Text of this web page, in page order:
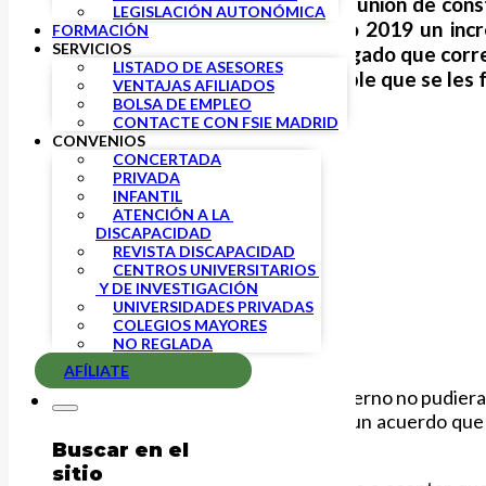
LEGISLACIÓN AUTONÓMICA
FORMACIÓN
SERVICIOS
LISTADO DE ASESORES
VENTAJAS AFILIADOS
BOLSA DE EMPLEO
CONTACTE CON FSIE MADRID
CONVENIOS
CONCERTADA
PRIVADA
INFANTIL
ATENCIÓN A LA
DISCAPACIDAD
REVISTA DISCAPACIDAD
CENTROS UNIVERSITARIOS
Y DE INVESTIGACIÓN
UNIVERSIDADES PRIVADAS
COLEGIOS MAYORES
NO REGLADA
AFÍLIATE
Buscar en el
sitio
Profesional anunció para el año 2019 un
personal docente en pago delegado que
el mes de julio de la parte variable que se
Ante la probabilidad de que el Gobierno no
solicitando en solitario la firma de un acuerdo
funcionarios.